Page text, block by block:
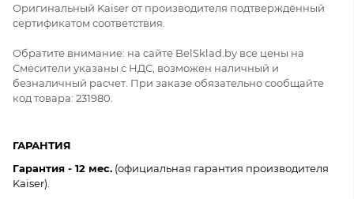
Оригинальный Kaiser от производителя подтверждённый
сертификатом соответствия.
Обратите внимание: на сайте BelSklad.by все цены на
Смесители указаны с НДС, возможен наличный и
безналичный расчет. При заказе обязательно сообщайте
код товара: 231980.
ГАРАНТИЯ
Гарантия - 12 мес. (официальная гарантия производителя
Kaiser).